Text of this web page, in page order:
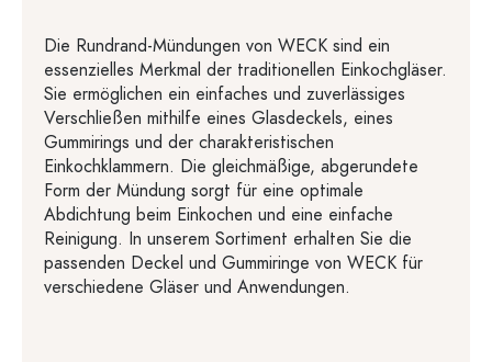
Die Rundrand-Mündungen von WECK sind ein
essenzielles Merkmal der traditionellen Einkochgläser.
Sie ermöglichen ein einfaches und zuverlässiges
Verschließen mithilfe eines Glasdeckels, eines
Gummirings und der charakteristischen
Einkochklammern. Die gleichmäßige, abgerundete
Form der Mündung sorgt für eine optimale
Abdichtung beim Einkochen und eine einfache
Reinigung. In unserem Sortiment erhalten Sie die
passenden Deckel und Gummiringe von WECK für
verschiedene Gläser und Anwendungen.